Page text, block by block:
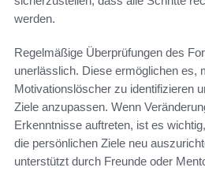
werden.
Regelmäßige Überprüfungen des
unerlässlich. Diese ermöglichen es,
Motivationslöscher zu identifizieren
Ziele anzupassen. Wenn
Erkenntnisse auftreten, ist es
die persönlichen Ziele neu
unterstützt durch Freunde oder